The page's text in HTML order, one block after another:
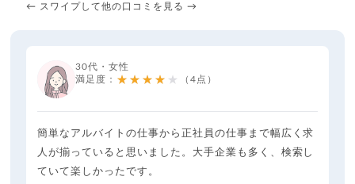
← スワイプして他の口コミを見る →
30代・女性
満足度： ★★★★★ （4点）
簡単なアルバイトの仕事から正社員の仕事まで幅広く求
人が揃っていると思いました。大手企業も多く、検索し
ていて楽しかったです。